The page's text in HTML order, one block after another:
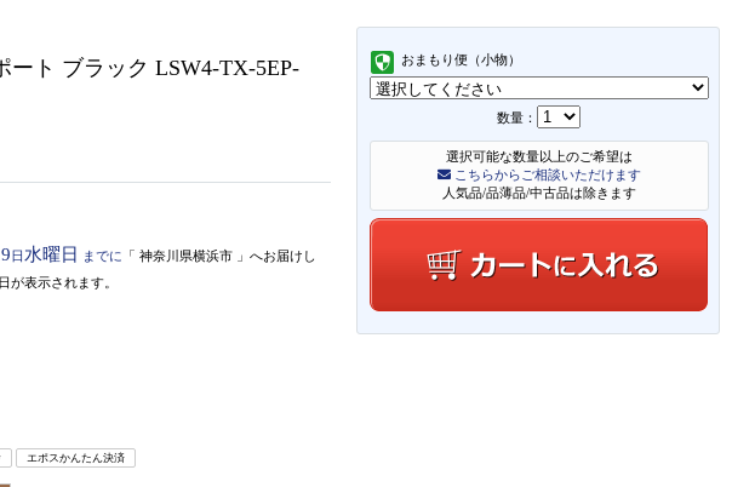
おまもり便（小物）
数量：
選択可能な数量以上のご希望は
こちらからご相談いただけます
人気品/品薄品/中古品は除きます
ート ブラック LSW4-TX-5EP-
日 水曜日 までに 「 神奈川県横浜市 」 へお届けし
が表示されます。
エポスかんたん決済